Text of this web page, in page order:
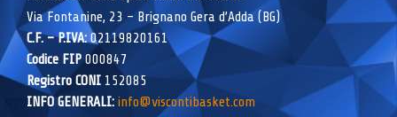
Via Fontanine, 23 – Brignano Gera d’Adda (BG)
C.F. – P.IVA:02119820161
Codice FIP000847
Registro CONI 152085
INFO GENERALI: info@viscontibasket.com